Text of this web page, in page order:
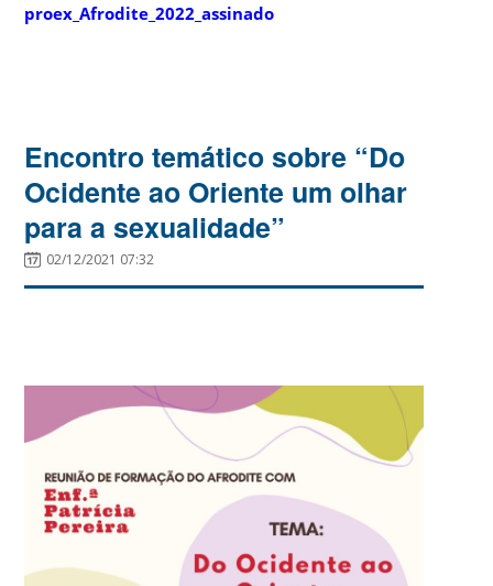
proex_Afrodite_2022_assinado
Encontro temático sobre “Do
Ocidente ao Oriente um olhar
para a sexualidade”
02/12/2021 07:32